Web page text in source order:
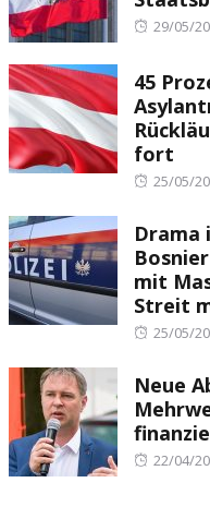
Posted
29/05/
45
fort
Posted
25/05/
Drama
mit
Streit
Posted
25/05/
Neue
Posted
22/04/